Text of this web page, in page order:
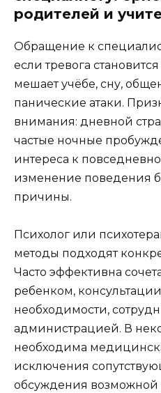
родителей и
Обращение к
если тревога
мешает учёбе, сну,
панические атаки.
внимания: дневной
частые ночные
интереса к
изменение поведения
причины.
Психолог или
методы подходят
Часто эффективна
ребенком,
необходимости,
администрацией. В
необходима
исключения
обсуждения